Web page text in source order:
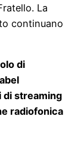
La
continuano
di
di streaming
radiofonica